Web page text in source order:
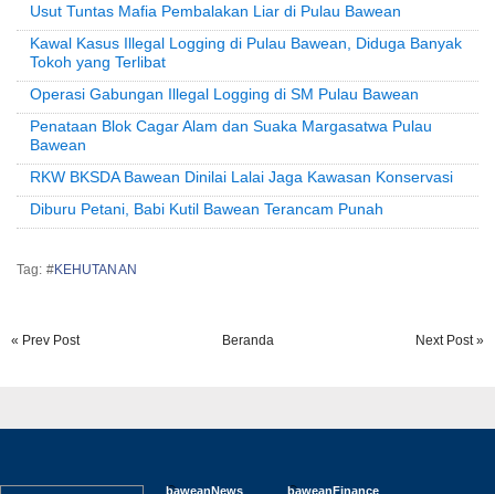
Usut Tuntas Mafia Pembalakan Liar di Pulau Bawean
Kawal Kasus Illegal Logging di Pulau Bawean, Diduga Banyak
Tokoh yang Terlibat
Operasi Gabungan Illegal Logging di SM Pulau Bawean
Penataan Blok Cagar Alam dan Suaka Margasatwa Pulau
Bawean
RKW BKSDA Bawean Dinilai Lalai Jaga Kawasan Konservasi
Diburu Petani, Babi Kutil Bawean Terancam Punah
Tag: #KEHUTANAN
« Prev Post Next Post »
Beranda
baweanNews baweanFinance